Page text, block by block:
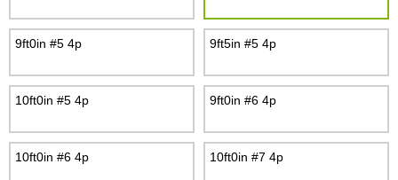
9ft0in #5 4p 9ft5in #5 4p
10ft0in #5 4p 9ft0in #6 4p
10ft0in #6 4p 10ft0in #7 4p